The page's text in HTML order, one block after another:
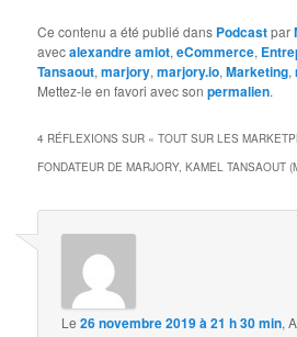
Ce contenu a été publié dans Podcastpar
avecalexandre amiot,eCommerce,
Tansaout,marjory,marjory.io,Marketing,
Mettez-le en favori avec sonpermalien.
4 RÉFLEXIONS SUR «TOUT SUR LES
FONDATEUR DE MARJORY, KAMEL TANSAOUT
Le26 novembre 2019 à 21 h 30 min,